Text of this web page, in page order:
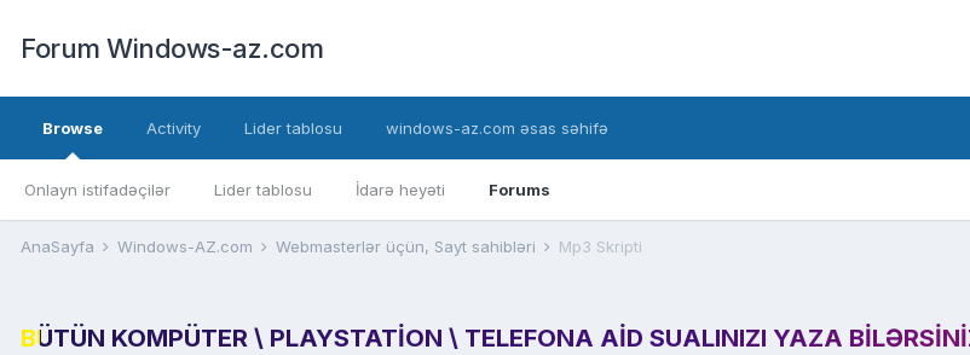
Forum Windows-az.com
Browse
Onlayn istifadəçilər Lider tablosu İdarə heyəti Forums
Activity Lider tablosu windows-az.com əsas səhifə
AnaSayfa Windows-AZ.com Webmasterlər üçün, Sayt sahibləri Mp3 Skripti
BÜTÜN KOMPÜTER \ PLAYSTATION \ TELEFONA AID SUALINIZI YAZA